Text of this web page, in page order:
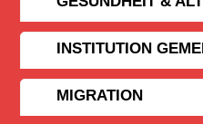
INSTITUTION
MIGRATION